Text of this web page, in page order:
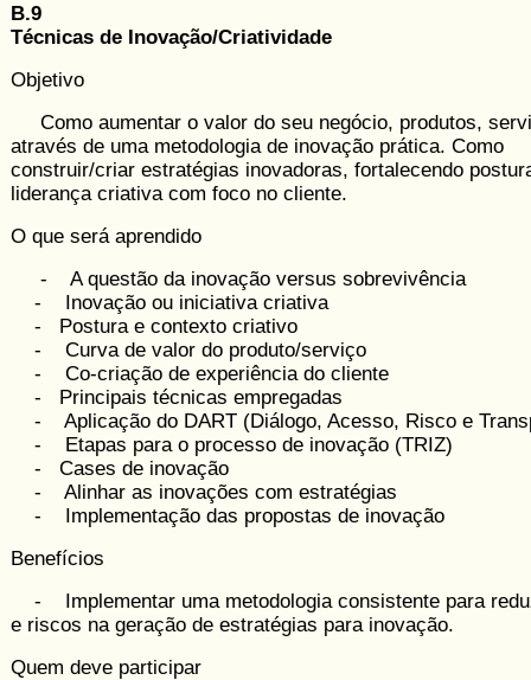
B.9
Técnicas de Inovação/Criatividade
Objetivo
Como aumentar o valor do seu ne­gócio, produtos,
através de uma me­todologia de inovação práti­ca. Como
construir/criar estratégias ino­vadoras, fortalecendo
liderança cria­tiva com foco no cliente.
O que será aprendido
- A questão da inovação versus so­brevivência
- Inovação ou iniciativa criativa
- Postura e contexto criativo
- Curva de valor do produto/serviço
- Co-criação de experiência do cliente
- Principais técnicas empregadas
- Aplicação do DART (Diálogo, Acesso, Risco e
- Etapas para o processo de ino­vação (TRIZ)
- Cases de inovação
- Alinhar as inovações com estratégias
- Implementação das propostas de inovação
Benefícios
- Implementar uma metodologia con­sistente para
e riscos na geração de estratégias para ino­vação.
Quem deve participar